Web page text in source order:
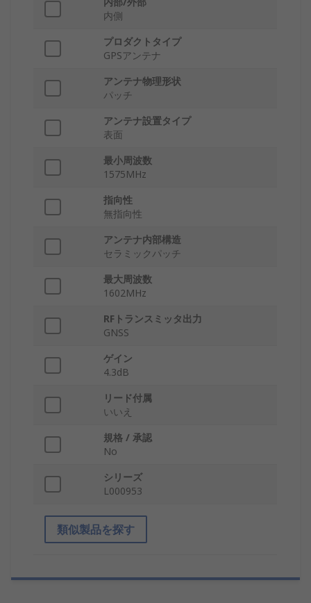
内側
プロダクトタイプ
GPSアンテナ
アンテナ物理形状
パッチ
アンテナ設置タイプ
表面
最小周波数
1575MHz
指向性
無指向性
アンテナ内部構造
セラミックパッチ
最大周波数
1602MHz
RFトランスミッタ出力
GNSS
ゲイン
4.3dB
リード付属
いいえ
規格 / 承認
No
シリーズ
L000953
類似製品を探す